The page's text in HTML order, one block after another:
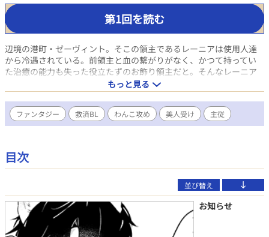
第1回を読む
辺境の港町・ゼーヴィント。そこの領主であるレーニアは使用人達
から冷遇されている。前領主と血の繋がりがなく、かつて持ってい
た治癒の能力も失った役立たずのお飾り領主だと。そんなレーニア
のもとに、ずっとレーニアを探していたという騎士・テオドールが
現れる。人を信じられないレーニアはテオドールを拒絶するが、彼
は気にせず屋敷に押しかけてきて…？
もっと見る
ファンタジー 救済BL わんこ攻め 美人受け 主従
目次
並び替え
お知らせ